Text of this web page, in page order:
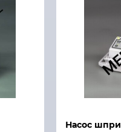
Насос